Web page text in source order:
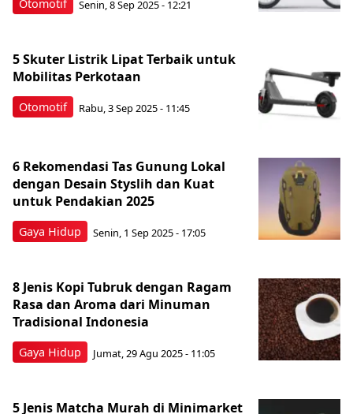
Otomotif Senin, 8 Sep 2025 - 12:21
Otomotif
5 Skuter Listrik Lipat Terbaik untuk
Mobilitas Perkotaan
Rabu, 3 Sep 2025 - 11:45
Gaya Hidup
6 Rekomendasi Tas Gunung Lokal
dengan Desain Styslih dan Kuat
untuk Pendakian 2025
Senin, 1 Sep 2025 - 17:05
Gaya Hidup
8 Jenis Kopi Tubruk dengan Ragam
Rasa dan Aroma dari Minuman
Tradisional Indonesia
Jumat, 29 Agu 2025 - 11:05
5 Jenis Matcha Murah di Minimarket